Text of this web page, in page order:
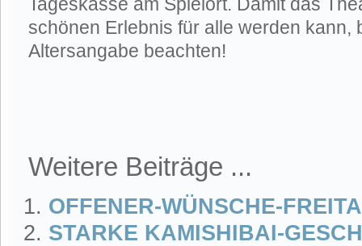
schönen Erlebnis für alle werden kann,
Altersangabe beachten!
Weitere Beiträge ...
OFFENER-WÜNSCHE-
STARKE KAMISHIBAI-